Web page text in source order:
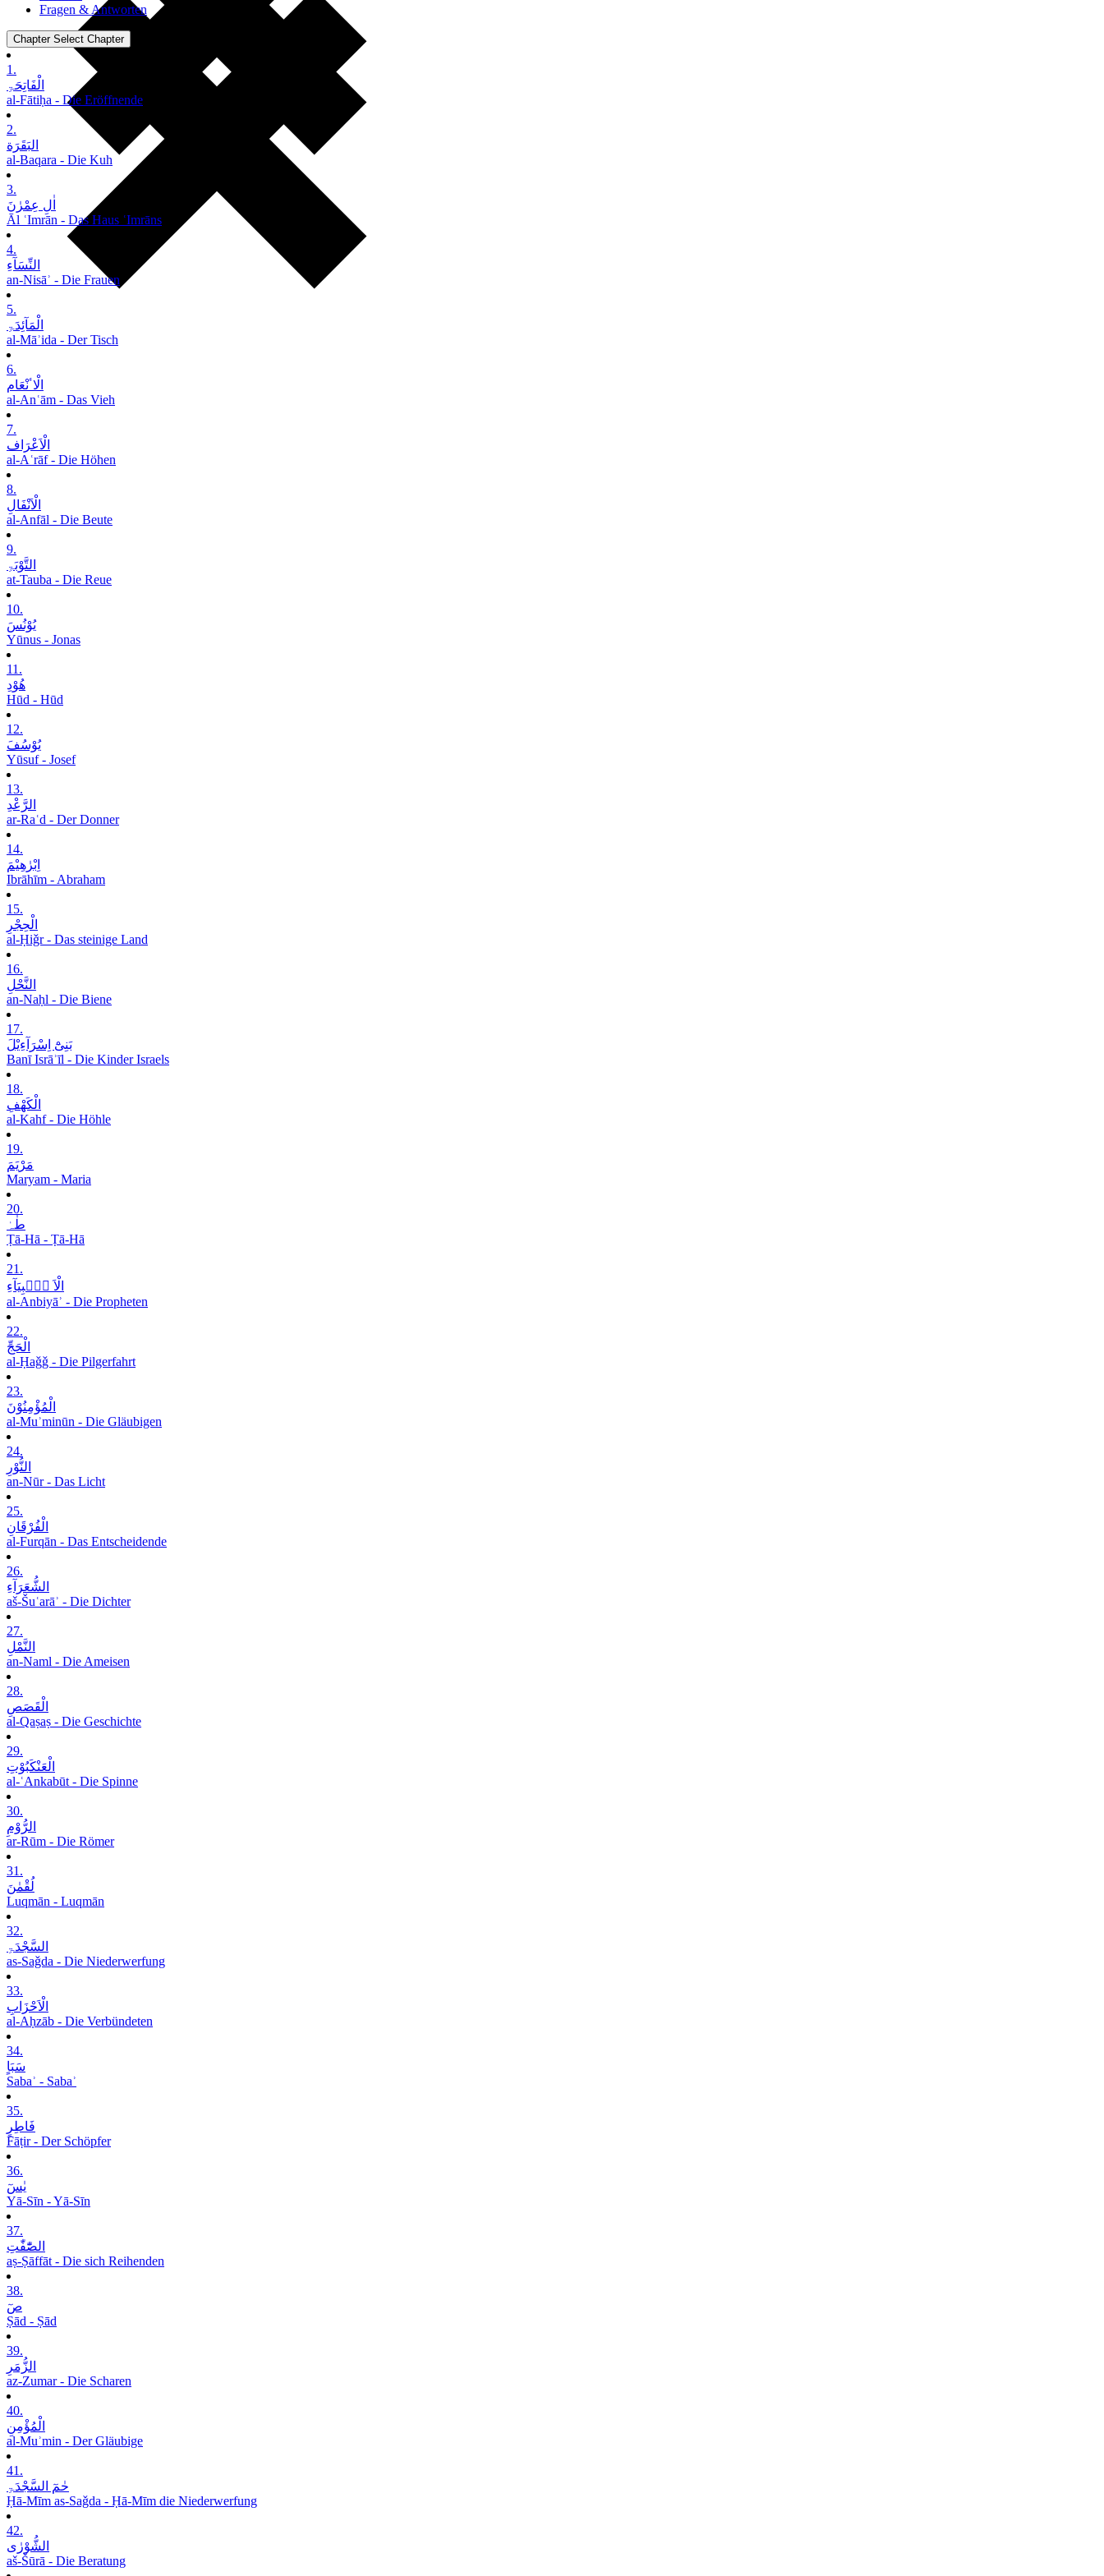
Fragen & Antworten
Chapter Select Chapter
1.
الْفَاتِحَۃِ
al-Fātiḥa - Die Eröffnende
2.
البَقَرَة
al-Baqara - Die Kuh
3.
اٰلِ عِمْرٰنَ
Āl ʿImrān - Das Haus ʿImrāns
4.
النِّسَآءِ
an-Nisāʾ - Die Frauen
5.
الْمَآئِدَۃِ
al-Māʾida - Der Tisch
6.
الْاٴنْعَام
al-Anʿām - Das Vieh
7.
الْاَعْرَاف
al-Aʿrāf - Die Höhen
8.
الْاَنْفَالِ
al-Anfāl - Die Beute
9.
التَّوْبَۃِ
at-Tauba - Die Reue
10.
یُوْنُسَ
Yūnus - Jonas
11.
ھُوْدِ
Hūd - Hūd
12.
یُوْسُفَ
Yūsuf - Josef
13.
الرَّعْدِ
ar-Raʿd - Der Donner
14.
اِبْرٰھِیْمَ
Ibrāhīm - Abraham
15.
الْحِجْرِ
al-Ḥiǧr - Das steinige Land
16.
النَّحْلِ
an-Naḥl - Die Biene
17.
بَنِیْٓ اِسْرَآءِیْلَ
Banī Isrāʾīl - Die Kinder Israels
18.
الْکَھْفِ
al-Kahf - Die Höhle
19.
مَرْیَمَ
Maryam - Maria
20.
طٰہٰ
Ṭā-Hā - Ṭā-Hā
21.
الْاَ نۡۢبِیَآءِ
al-Anbiyāʾ - Die Propheten
22.
الْحَجِّ
al-Ḥaǧǧ - Die Pilgerfahrt
23.
الْمُؤْمِنُوْنَ
al-Muʾminūn - Die Gläubigen
24.
النُّوْرِ
an-Nūr - Das Licht
25.
الْفُرْقَانِ
al-Furqān - Das Entscheidende
26.
الشُّعَرَآءِ
aš-Šuʿarāʾ - Die Dichter
27.
النَّمْلِ
an-Naml - Die Ameisen
28.
الْقَصَصِ
al-Qaṣaṣ - Die Geschichte
29.
الْعَنْکَبُوْتِ
al-ʿAnkabūt - Die Spinne
30.
الرُّوْمِ
ar-Rūm - Die Römer
31.
لُقْمٰنَ
Luqmān - Luqmān
32.
السَّجْدَۃِ
as-Saǧda - Die Niederwerfung
33.
الْاَحْزَابِ
al-Aḥzāb - Die Verbündeten
34.
سَبَاٍ
Sabaʾ - Sabaʾ
35.
فَاطِرٍ
Fāṭir - Der Schöpfer
36.
یٰسٓ
Yā-Sīn - Yā-Sīn
37.
الصّٰٓفّٰتِ
aṣ-Ṣāffāt - Die sich Reihenden
38.
صٓ
Ṣād - Ṣād
39.
الزُّمَرِ
az-Zumar - Die Scharen
40.
الْمُؤْمِنِ
al-Muʾmin - Der Gläubige
41.
حٰمٓ السَّجْدَۃِ
Ḥā-Mīm as-Saǧda - Ḥā-Mīm die Niederwerfung
42.
الشُّوْرٰی
aš-Šūrā - Die Beratung